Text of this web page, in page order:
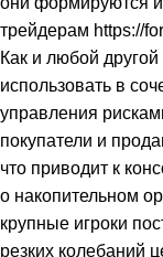
трейдерам https://
Как и любой
использовать в
управления
покупатели и
что приводит к
о накопительном
крупные игроки
резких колебаний